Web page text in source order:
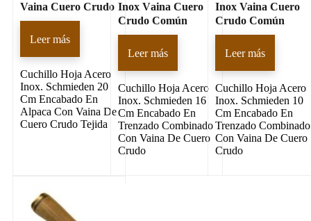
Vaina Cuero Crudo
Leer más
Cuchillo Hoja Acero
Inox. Schmieden 20
Cm Encabado En
Alpaca Con Vaina De
Cuero Crudo Tejida
Inox Vaina Cuero
Crudo Común
Leer más
Cuchillo Hoja Acero
Inox. Schmieden 16
Cm Encabado En
Trenzado Combinado
Con Vaina De Cuero
Crudo
Inox Vaina Cuero
Crudo Común
Leer más
Cuchillo Hoja Acero
Inox. Schmieden 10
Cm Encabado En
Trenzado Combinado
Con Vaina De Cuero
Crudo